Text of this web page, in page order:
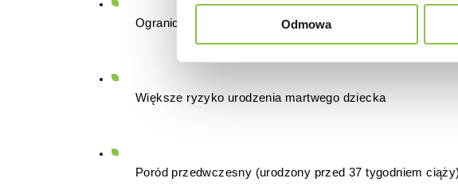
Odmowa
Ograniczenie wzrostu płodu (gdy dziecko nie przybiera
Większe ryzyko urodzenia martwego dziecka
Poród przedwczesny (urodzony przed 37 tygodniem ciąży)